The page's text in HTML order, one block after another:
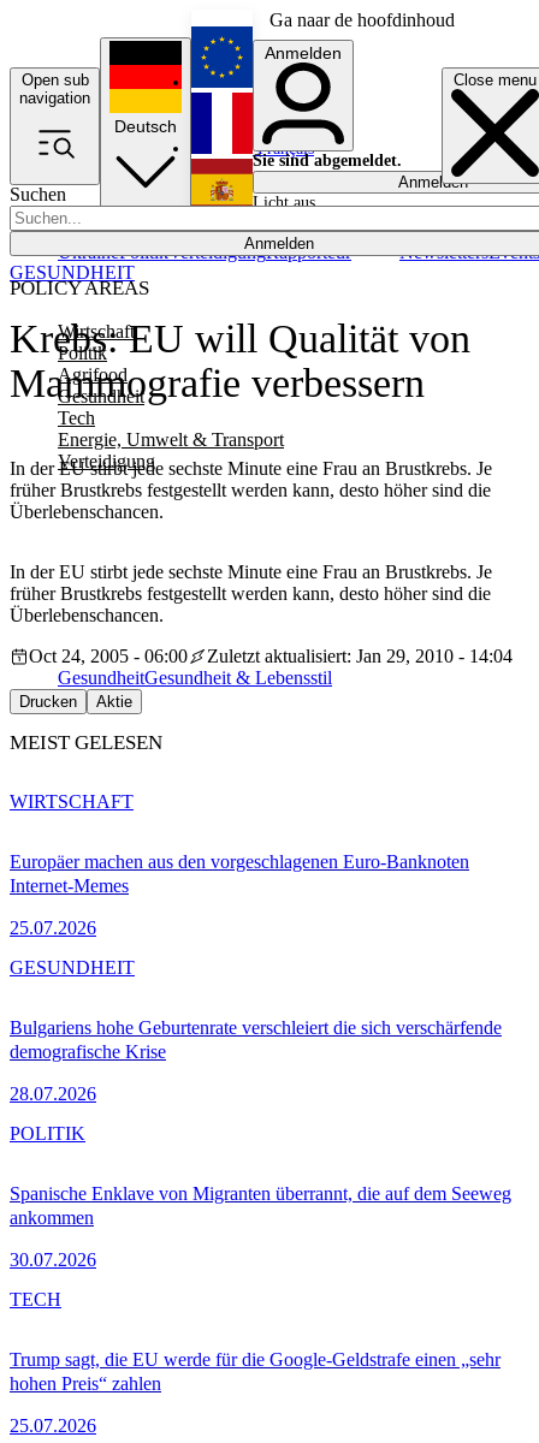
Ga naar de hoofdinhoud
Open sub
navigation
Close menu
Suchen
Anmelden
POLICY AREAS
Wirtschaft
Politik
Agrifood
Gesundheit
Tech
Energie, Umwelt & Transport
Verteidigung
UkrainePolitikVerteidigungRapporteur NewslettersEvents
Deutsch
English
Français
Anmelden
Sie sind abgemeldet.
Anmelden
Licht aus
Krebs: EU will Qualität von
Mammografie verbessern
In der EU stirbt jede sechste Minute eine Frau an Brustkrebs. Je
früher Brustkrebs festgestellt werden kann, desto höher sind die
Überlebenschancen.
GESUNDHEIT
In der EU stirbt jede sechste Minute eine Frau an Brustkrebs. Je
früher Brustkrebs festgestellt werden kann, desto höher sind die
Überlebenschancen.
Oct 24, 2005 - 06:00
Zuletzt aktualisiert: Jan 29, 2010 - 14:04
GesundheitGesundheit & Lebensstil
Drucken Aktie
MEIST GELESEN
Europäer machen aus den vorgeschlagenen Euro-Banknoten
Internet-Memes
25.07.2026
WIRTSCHAFT
Bulgariens hohe Geburtenrate verschleiert die sich verschärfende
demografische Krise
28.07.2026
GESUNDHEIT
Spanische Enklave von Migranten überrannt, die auf dem Seeweg
ankommen
30.07.2026
POLITIK
Trump sagt, die EU werde für die Google-Geldstrafe einen „sehr
hohen Preis“ zahlen
25.07.2026
TECH